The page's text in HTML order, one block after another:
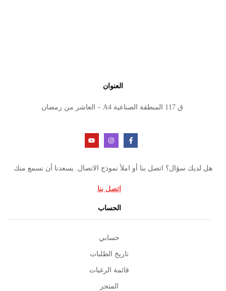
العنوان
ق 117 المنطقة الصناعية A4 – العاشر من رمضان
هل لديك سؤال؟ اتصل بنا أو املأ نموذج الاتصال. يسعدنا أن نسمع منك
اتصل بنا
الحساب
حسابي
تاريخ الطلبات
قائمة الرغبات
المتجر